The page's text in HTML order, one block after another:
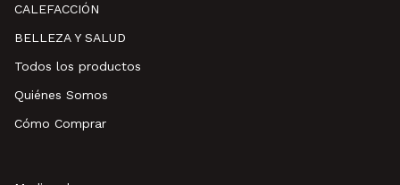
CALEFACCIÓN
BELLEZA Y SALUD
Todos los productos
Quiénes Somos
Cómo Comprar